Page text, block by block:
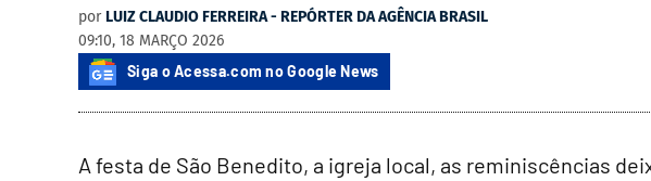
por LUIZ CLAUDIO FERREIRA - REPÓRTER DA AGÊNCIA BRASIL
09:10, 18 MARÇO 2026
Siga o Acessa.com no Google News
A festa de São Benedito, a igreja local, as reminiscências